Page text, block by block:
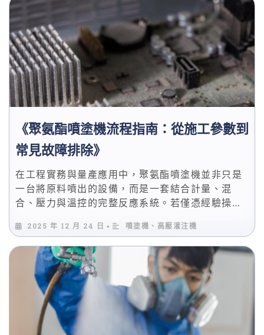
解析灌注工藝的控制邏輯、實務操作關鍵與設備選
型重點，協助工程端與採購端做出更精準的決策。
《聚氨酯噴塗機流程指南：從施工參數到
常見故障排除》
在工程實務與量產應用中，聚氨酯噴塗機並非只是
一台將原料噴出的設備，而是一套結合計量、混
合、壓力與溫控的完整反應系統。若僅憑經驗操
期維持穩定品質。 尤其在搭配PU發泡機進行PU噴
塗發泡與噴塗發泡保溫時，施工參數的設定順序與
調整方式，往往就是決定成敗的關鍵。本篇將以流
程導向的方式，逐步說明從施工前準備、噴塗執行
到故障排除的完整操作邏輯。 建立可複製的噴塗流
程，降低人為差異 理解參數背後的反應機制，避免
盲目調整 提前辨識常見故障徵兆，減少停機損失
2025 年 12 月 24 日 • 噴塗機、高壓灌注機